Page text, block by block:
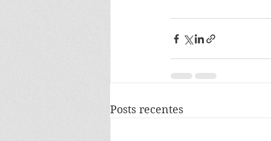
Posts recentes